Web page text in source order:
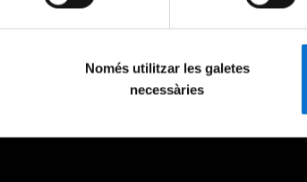
Només utilitzar les galetes
necessàries